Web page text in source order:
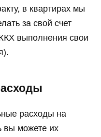
в квартирах мы
за свой счет
выполнения свои
расходы на
вы можете их